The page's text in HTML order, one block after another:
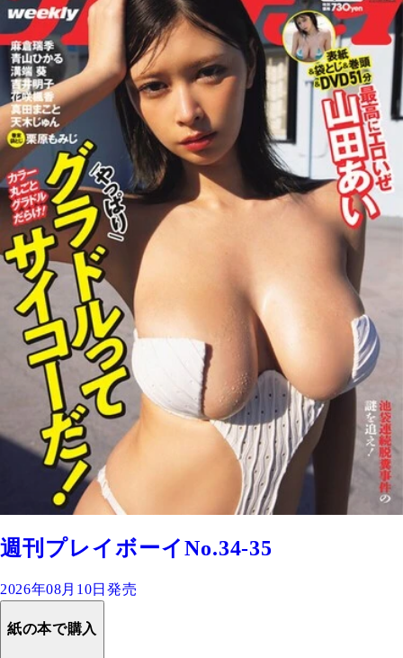
週刊プレイボーイNo.34-35
2026年08月10日発売
紙の本で購入